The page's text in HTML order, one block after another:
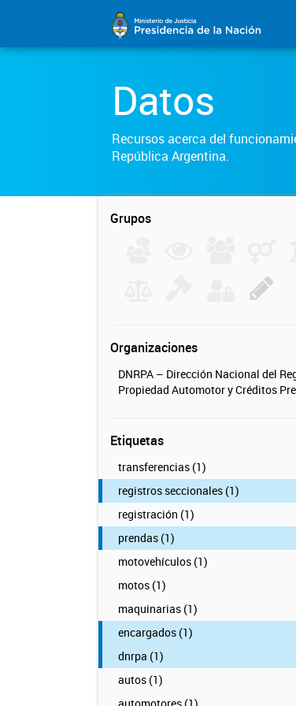
Datos
Recursos acerca del
República Argentina.
Grupos
Organizaciones
DNRPA – Dirección Nacional del
Propiedad Automotor y Créditos
Etiquetas
transferencias (1)
registros seccionales (1)
registración (1)
prendas (1)
motovehículos (1)
motos (1)
maquinarias (1)
encargados (1)
dnrpa (1)
autos (1)